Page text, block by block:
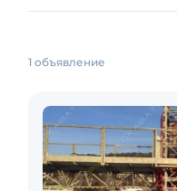
1 объявление